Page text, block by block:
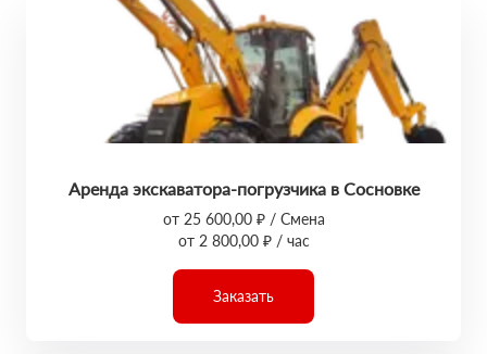
Аренда экскаватора-погрузчика в Сосновке
от 25 600,00 ₽ / Смена
от 2 800,00 ₽ / час
Заказать